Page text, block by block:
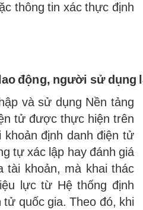
thông tin xác thực định
động, người sử
và sử dụng Nền tảng
tử được thực hiện trên
định danh điện tử
tự xác lập hay đánh giá
tài khoản, mà khai thác
lực từ Hệ thống định
quốc gia. Theo đó, khi